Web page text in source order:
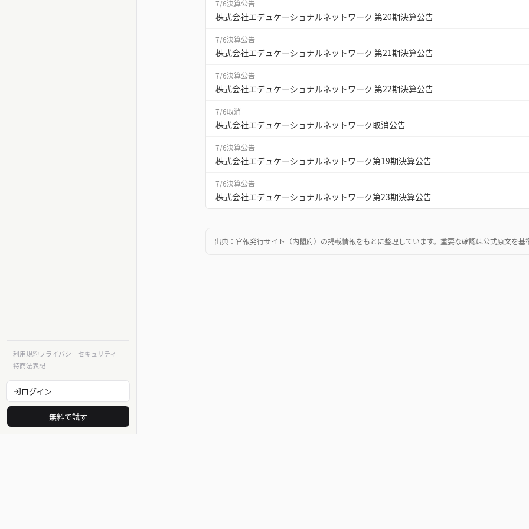
利用規約プライバシーセキュリティ
特商法表記
ログイン
無料で試す
7/6決算公告
株式会社エデュケーショナルネットワーク 第20期決算公告
7/6決算公告
株式会社エデュケーショナルネットワーク 第21期決算公告
7/6決算公告
株式会社エデュケーショナルネットワーク 第22期決算公告
7/6取消
株式会社エデュケーショナルネットワーク取消公告
7/6決算公告
株式会社エデュケーショナルネットワーク第19期決算公告
7/6決算公告
株式会社エデュケーショナルネットワーク第23期決算公告
出典： 官報発行サイト（内閣府） の掲載情報をもとに整理しています。重要な確認は公式原文を基